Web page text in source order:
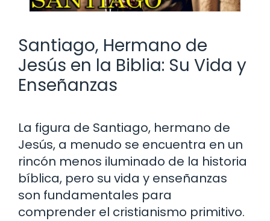
Santiago, Hermano de
Jesús en la Biblia: Su Vida y
Enseñanzas
La figura de Santiago, hermano de
Jesús, a menudo se encuentra en un
rincón menos iluminado de la historia
bíblica, pero su vida y enseñanzas
son fundamentales para
comprender el cristianismo primitivo.